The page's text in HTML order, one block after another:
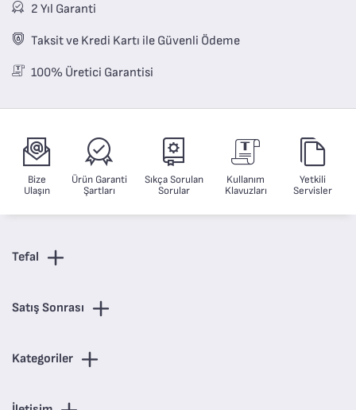
2 Yıl Garanti
Taksit ve Kredi Kartı ile Güvenli Ödeme
100% Üretici Garantisi
Bize
Ulaşın
Ürün Garanti
Şartları
Sıkça Sorulan
Sorular
Kullanım
Klavuzları
Yetkili
Servisler
Tefal
Satış Sonrası
Kategoriler